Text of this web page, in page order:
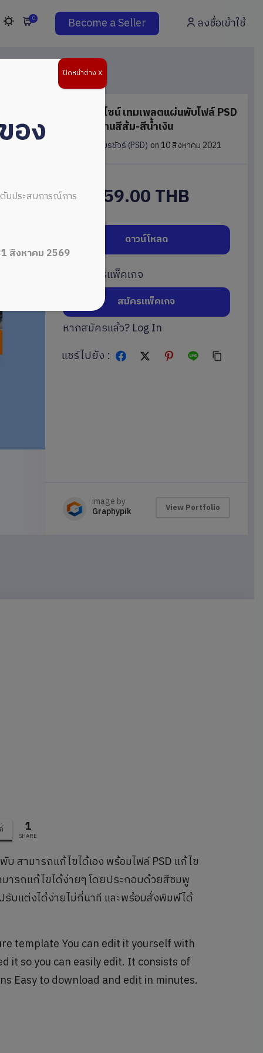
0 Become a Seller ลงชื่อเข้าใช้
แผ่นพับดีไซน์ เทมเพลตแผ่นพับไฟล์ PSD
แก้ไขได้ โทนสีส้ม-สีน้ำเงิน
แผ่นพับ/โบรชัวร์ (PSD) on 10 สิงหาคม 2021
59.00 THB
ดาวน์โหลด
หรือสมัครแพ็คเกจ
สมัครแพ็คเกจ
หากสมัครแล้ว? Log In
แชร์ไปยัง :
image by
Graphypik View Portfolio
1
SHARE
สามารถแก้ไขได้เอง พร้อมไฟล์ PSD แก้ไข
ารถแก้ไขได้ง่ายๆ โดยประกอบด้วยสีชมพู
บแต่งได้ง่ายไม่กี่นาที และพร้อมสั่งพิมพ์ได้
template You can edit it yourself with
it so you can easily edit. It consists of
Easy to download and edit in minutes.
อง
ดับประสบการณ์การ
สิงหาคม 2569
ปิดหน้าต่าง X